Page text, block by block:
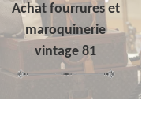
Achat fourrures et
maroquinerie
vintage 81